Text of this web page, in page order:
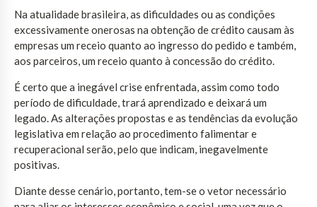
Na atualidade brasileira, as dificuldades ou as condições
excessivamente onerosas na obtenção de crédito causam às
empresas um receio quanto ao ingresso do pedido e também,
aos parceiros, um receio quanto à concessão do crédito.
É certo que a inegável crise enfrentada, assim como todo
período de dificuldade, trará aprendizado e deixará um
legado. As alterações propostas e as tendências da evolução
legislativa em relação ao procedimento falimentar e
recuperacional serão, pelo que indicam, inegavelmente
positivas.
Diante desse cenário, portanto, tem-se o vetor necessário